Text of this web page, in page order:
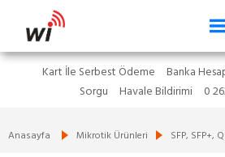
Kart İle Serbest Ödeme Banka
Sorgu
Havale Bildirimi 0
Anasayfa Mikrotik Ürünleri SFP, SFP+,